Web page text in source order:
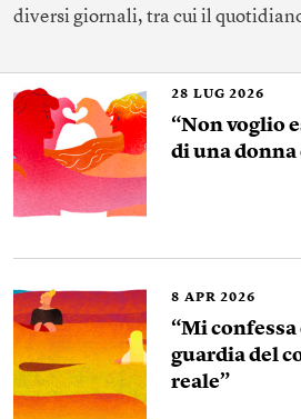
diversi giornali, tra cui il
28 LUG 2026
“Non voglio
di una donna
8 APR 2026
“Mi confessa
guardia del
reale”